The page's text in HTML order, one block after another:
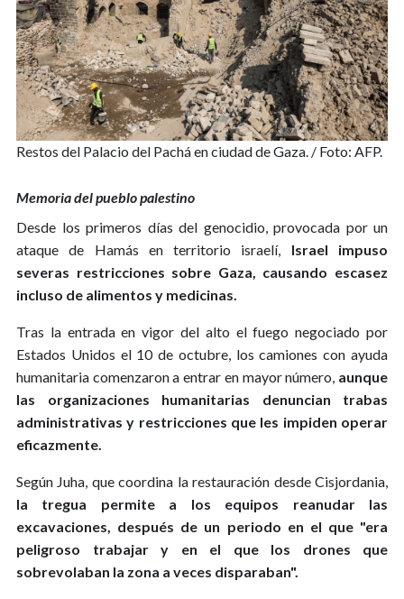
Restos del Palacio del Pachá en ciudad de Gaza. / Foto: AFP.
Memoria del pueblo palestino
Desde los primeros días del genocidio, provocada por un
ataque de Hamás en territorio israelí, Israel impuso
severas restricciones sobre Gaza, causando escasez
incluso de alimentos y medicinas.
Tras la entrada en vigor del alto el fuego negociado por
Estados Unidos el 10 de octubre, los camiones con ayuda
humanitaria comenzaron a entrar en mayor número, aunque
las organizaciones humanitarias denuncian trabas
administrativas y restricciones que les impiden operar
eficazmente.
Según Juha, que coordina la restauración desde Cisjordania,
la tregua permite a los equipos reanudar las
excavaciones, después de un periodo en el que "era
peligroso trabajar y en el que los drones que
sobrevolaban la zona a veces disparaban".